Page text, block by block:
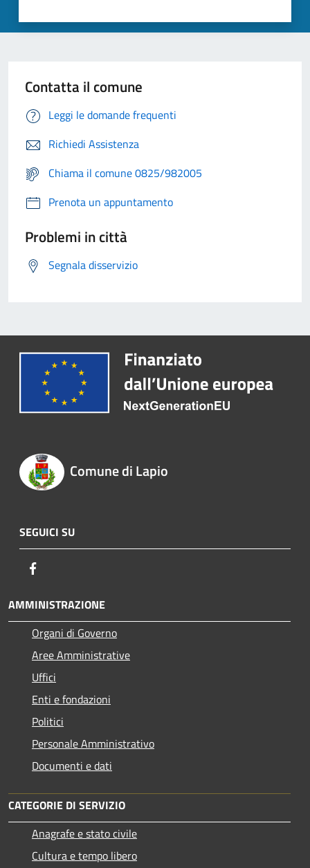
Contatta il comune
Leggi le domande frequenti
Richiedi Assistenza
Chiama il comune 0825/982005
Prenota un appuntamento
Problemi in città
Segnala disservizio
Comune di Lapio
SEGUICI SU
AMMINISTRAZIONE
Organi di Governo
Aree Amministrative
Uffici
Enti e fondazioni
Politici
Personale Amministrativo
Documenti e dati
CATEGORIE DI SERVIZIO
Anagrafe e stato civile
Cultura e tempo libero